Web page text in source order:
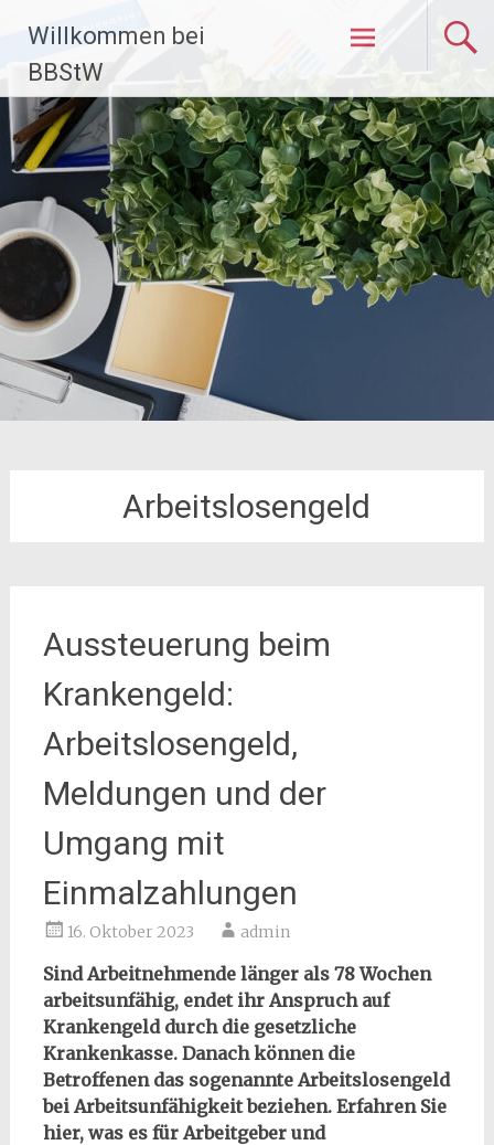
Inhalt
springen
Willkommen bei
BBStW
Arbeitslosengeld
Aussteuerung beim
Krankengeld:
Arbeitslosengeld,
Meldungen und der
Umgang mit
Einmalzahlungen
16. Oktober 2023 admin
Sind Arbeitnehmende länger als 78 Wochen
arbeitsunfähig, endet ihr Anspruch auf
Krankengeld durch die gesetzliche
Krankenkasse. Danach können die
Betroffenen das sogenannte Arbeitslosengeld
bei Arbeitsunfähigkeit beziehen. Erfahren Sie
hier, was es für Arbeitgeber und